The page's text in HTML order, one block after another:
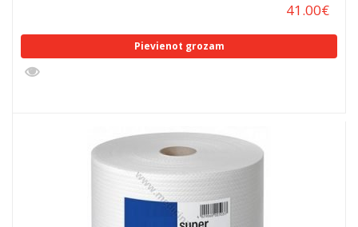
41.00€
Pievienot grozam